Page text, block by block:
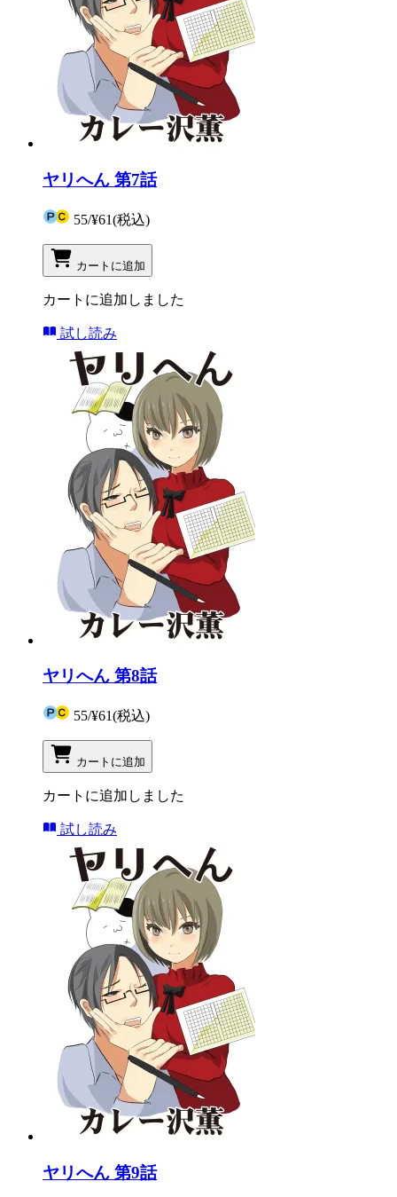
ヤリへん 第7話
55/¥61(税込)
カートに追加
カートに追加しました
試し読み
ヤリへん 第8話
55/¥61(税込)
カートに追加
カートに追加しました
試し読み
ヤリへん 第9話